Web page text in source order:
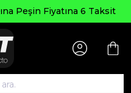
Peşin Fiyatına 6 Taksit